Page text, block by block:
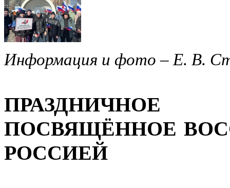
Информация и фото – Е. В.
ПОСВЯЩЁННОЕ
РОССИЕЙ